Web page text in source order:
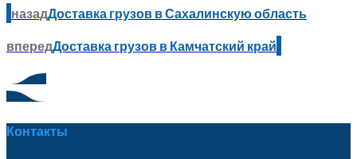
назадДоставка грузов в Сахалинскую область
впередДоставка грузов в Камчатский край
Контакты